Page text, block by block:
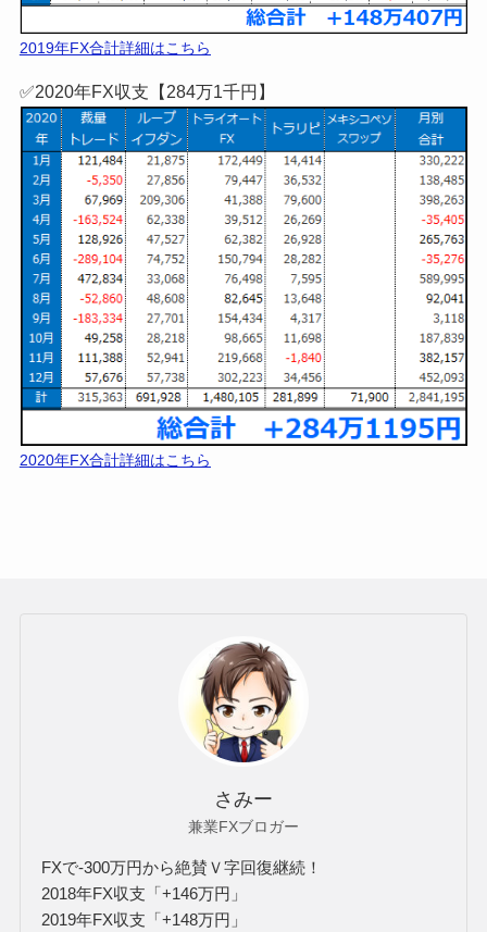
✅2018年FX収支【146万7千円】
2018年FX合計詳細はこちら
✅2019年FX収支【148万4百円】